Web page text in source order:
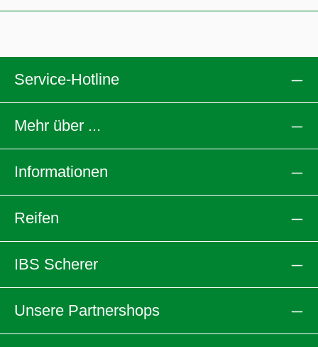
Service-Hotline
Mehr über ...
Informationen
Reifen
IBS Scherer
Unsere Partnershops